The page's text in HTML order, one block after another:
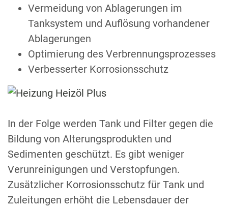
Vermeidung von Ablagerungen im
Tanksystem und Auflösung vorhandener
Ablagerungen
Optimierung des Verbrennungsprozesses
Verbesserter Korrosionsschutz
In der Folge werden Tank und Filter gegen die
Bildung von Alterungsprodukten und
Sedimenten geschützt. Es gibt weniger
Verunreinigungen und Verstopfungen.
Zusätzlicher Korrosionsschutz für Tank und
Zuleitungen erhöht die Lebensdauer der